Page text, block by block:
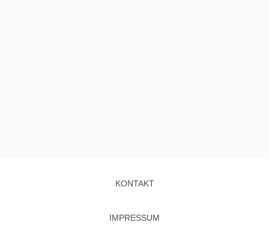
KONTAKT
IMPRESSUM